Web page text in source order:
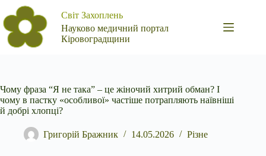
Перейти
до
вмісту
Світ Захоплень
Науково медичний портал
Кіровоградщини
Чому фраза “Я не така” – це жіночий хитрий обман? І
чому в пастку «особливої» частіше потрапляють наївніші
й добрі хлопці?
Григорій Бражник 14.05.2026 Різне